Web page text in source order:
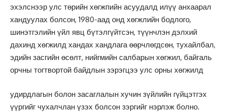
эхэлснээр улс төрийн хөгжпийн асуудалд илүү анхаарал
хандуулах болсон, 1980-аад онд хөгжлийн бодлого,
шинэтгэлийн үйл явц бүтэлгүйтсэн, түүнчлэн дэлхий
дахинд хөгжилд хандах хандлага өөрчлөгдсөн, тухайлбал,
эдийн засгийн өсөлт, нийгмийн салбарын хөгжил, байгаль
орчны тогтвортой байдлын зэрэгцээ улс орны хөгжилд
удирдлагын болон засаглалын хучин зүйлийн гүйцэтгэх
үүргийг чухалчлан үзэх болсон зэргийг нэрлэж болно.